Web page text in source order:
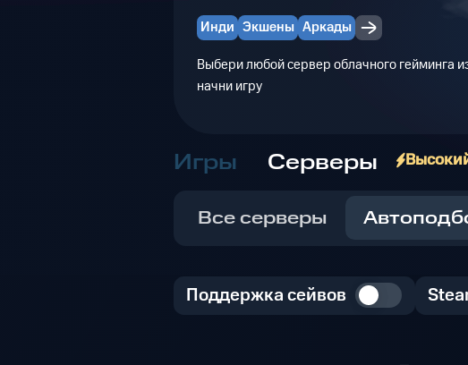
Инди Экшены Аркады
Выбери любой сервер облачного гейминга
начни игру
Игры Серверы
Все серверы
Поддержка сейвов